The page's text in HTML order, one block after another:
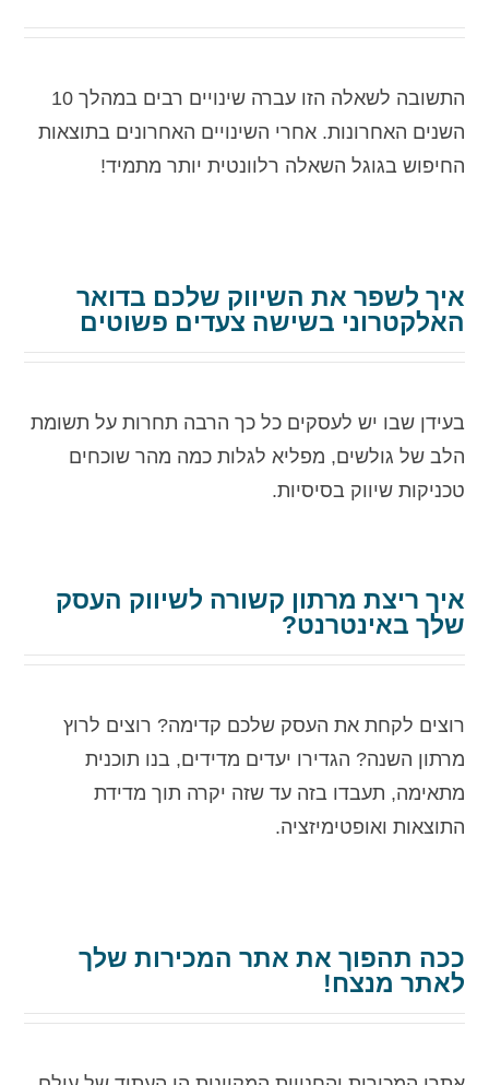
התשובה לשאלה הזו עברה שינויים רבים במהלך 10
השנים האחרונות. אחרי השינויים האחרונים בתוצאות
החיפוש בגוגל השאלה רלוונטית יותר מתמיד!
איך לשפר את השיווק שלכם בדואר
האלקטרוני בשישה צעדים פשוטים
בעידן שבו יש לעסקים כל כך הרבה תחרות על תשומת
הלב של גולשים, מפליא לגלות כמה מהר שוכחים
טכניקות שיווק בסיסיות.
איך ריצת מרתון קשורה לשיווק העסק
שלך באינטרנט?
רוצים לקחת את העסק שלכם קדימה? רוצים לרוץ
מרתון השנה? הגדירו יעדים מדידים, בנו תוכנית
מתאימה, תעבדו בזה עד שזה יקרה תוך מדידת
התוצאות ואופטימיזציה.
ככה תהפוך את אתר המכירות שלך
לאתר מנצח!